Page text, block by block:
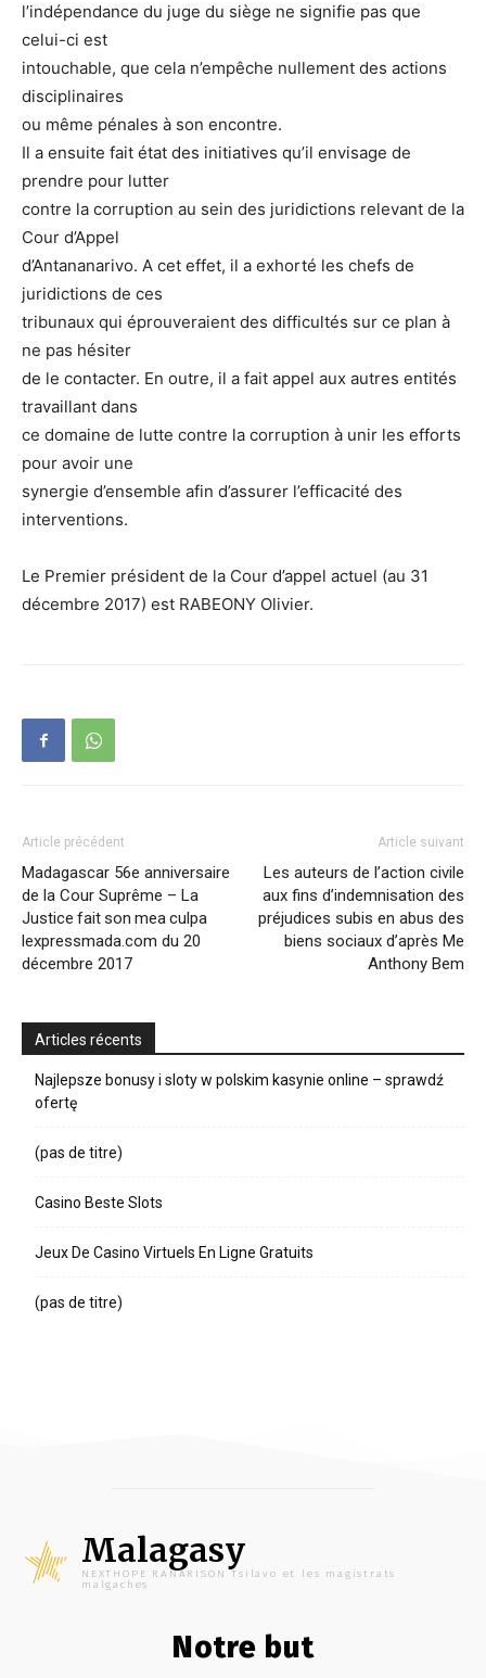
l’indépendance du juge du siège ne signifie pas que
celui-ci est
intouchable, que cela n’empêche nullement des actions
disciplinaires
ou même pénales à son encontre.
Il a ensuite fait état des initiatives qu’il envisage de
prendre pour lutter
contre la corruption au sein des juridictions relevant de la
Cour d’Appel
d’Antananarivo. A cet effet, il a exhorté les chefs de
juridictions de ces
tribunaux qui éprouveraient des difficultés sur ce plan à
ne pas hésiter
de le contacter. En outre, il a fait appel aux autres entités
travaillant dans
ce domaine de lutte contre la corruption à unir les efforts
pour avoir une
synergie d’ensemble afin d’assurer l’efficacité des
interventions.
Le Premier président de la Cour d’appel actuel (au 31
décembre 2017) est RABEONY Olivier.
Article précédent
Madagascar 56e anniversaire
de la Cour Suprême – La
Justice fait son mea culpa
lexpressmada.com du 20
décembre 2017
Article suivant
Les auteurs de l’action civile
aux fins d’indemnisation des
préjudices subis en abus des
biens sociaux d’après Me
Anthony Bem
Articles récents
Najlepsze bonusy i sloty w polskim kasynie online – sprawdź
ofertę
(pas de titre)
Casino Beste Slots
Jeux De Casino Virtuels En Ligne Gratuits
(pas de titre)
Malagasy
NEXTHOPE RANARISON Tsilavo et les magistrats
malgaches
Notre but